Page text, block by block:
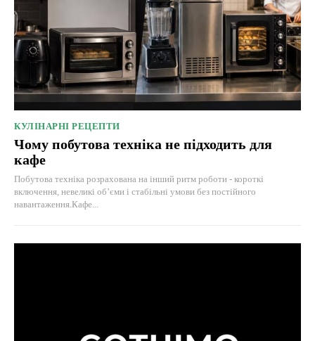
КУЛІНАРНІ РЕЦЕПТИ
Чому побутова техніка не підходить для
кафе
Побутова техніка розрахована на інший ритм роботи - короткі
включення, невеликі об’єми і стабільні умови без постійного
навантаження.Кафе...